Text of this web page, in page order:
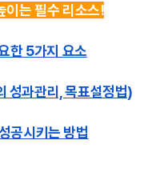
이는 필수 리소스!
한 5가지 요소
성과관리, 목표설정법)
공시키는 방법